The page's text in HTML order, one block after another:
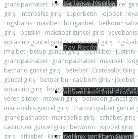
Variance Monitor
Pay Recon
Advanced Time
Connector Framework
grandpashabet · betpas·artemisbet güncel
giriş · interbahis giriş · superbetin · jojobet ·
· ngsbahis · mavibet · holiganbet · betkom ·
giriş · betsilin · maksibet guncel giris · vevobahis
vdcasino güncel giriş·casinoroyal giriş ·
imajbet · betup güncel giriş·tophillbet · justintv ·
grandpashabet · grandpashabet · mavibet ·
betnano güncel giriş · betebet · Cratosslot Giriş ·
güncel giriş · betparibu · casibom giriş · jojobet ·
vdcasino giriş · holiganbet giriş·grandpashabet
veren siteler · maxwin giriş·betwoon güncel
mars-bahis güncel giriş · cratosroyalbet güncel
grandpashabet · marsbahis giriş · sahabet giriş ·
casinoper güncel giriş · betwoon · jojobet giriş ·
giriş · atlasbet · kingroyal link·antikbet·